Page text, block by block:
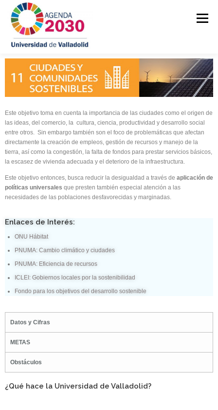
Menú
INICIO QUIÉNES SOMOS
ESTRATEGIA UVA 2030 ACTUALIDAD
RECURSOS Y ENLACES
Este objetivo toma en cuenta la importancia de las ciudades como el origen de
las ideas, del comercio, la cultura, ciencia, productividad y desarrollo social
entre otros. Sin embargo también son el foco de problemáticas que afectan
directamente la creación de empleos, gestión de recursos y manejo de la
tierra, así como la congestión, la falta de fondos para prestar servicios básicos,
la escasez de vivienda adecuada y el deterioro de la infraestructura.
Este objetivo entonces, busca reducir la desigualdad a través de aplicación de
políticas universales que presten también especial atención a las
necesidades de las poblaciones desfavorecidas y marginadas.
Enlaces de Interés:
ONU Hábitat
PNUMA: Cambio climático y ciudades
PNUMA: Eficiencia de recursos
ICLEI: Gobiernos locales por la sostenibilidad
Fondo para los objetivos del desarrollo sostenible
Datos y Cifras
METAS
Obstáculos
¿Qué hace la Universidad de Valladolid?